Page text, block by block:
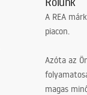
A REA
piacon.
Azóta az
magas